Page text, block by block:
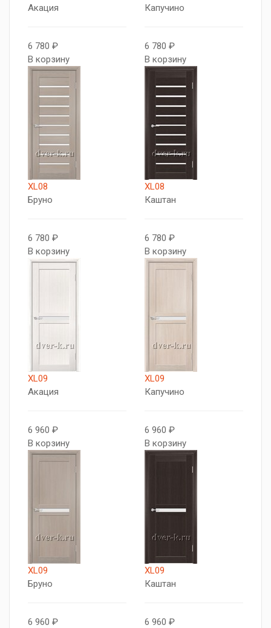
Акация
6 780 ₽
В корзину
Капучино
6 780 ₽
В корзину
XL08
Бруно
6 780 ₽
В корзину
XL08
Каштан
6 780 ₽
В корзину
XL09
Акация
6 960 ₽
В корзину
XL09
Капучино
6 960 ₽
В корзину
XL09
Бруно
6 960 ₽
XL09
Каштан
6 960 ₽